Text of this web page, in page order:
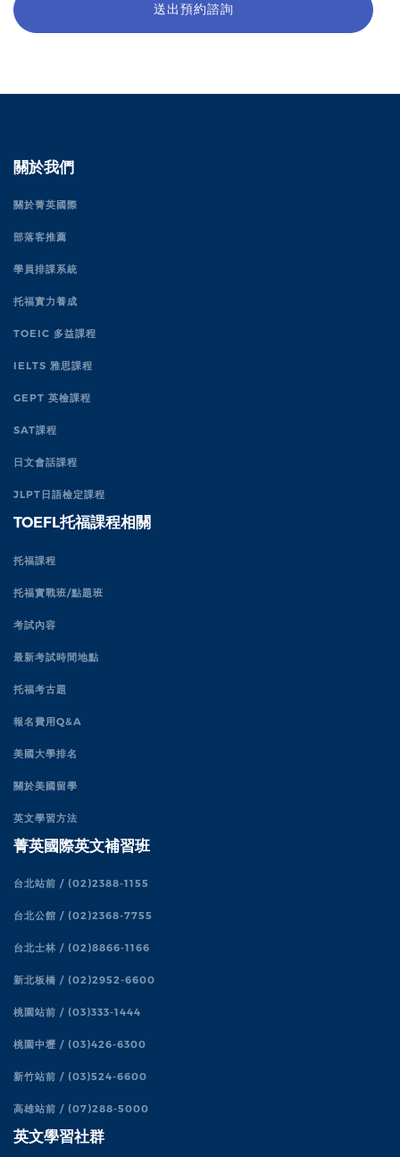
送出預約諮詢
關於我們
關於菁英國際
部落客推薦
學員排課系統
托福實力養成
TOEIC 多益課程
IELTS 雅思課程
GEPT 英檢課程
SAT課程
日文會話課程
JLPT日語檢定課程
TOEFL托福課程相關
托福課程
托福實戰班/點題班
考試內容
最新考試時間地點
托福考古題
報名費用Q&A
美國大學排名
關於美國留學
英文學習方法
菁英國際英文補習班
台北站前 / (02)2388-1155
台北公館 / (02)2368-7755
台北士林 / (02)8866-1166
新北板橋 / (02)2952-6600
桃園站前 / (03)333-1444
桃園中壢 / (03)426-6300
新竹站前 / (03)524-6600
高雄站前 / (07)288-5000
英文學習社群